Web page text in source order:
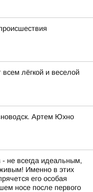
лёгкой и веселой
Артем Юхно
не всегда идеальным,
Именно в этих
его особая
носе после первого